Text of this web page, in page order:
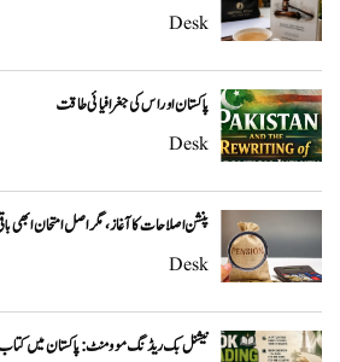
Desk
پاکستان اور اس کی جغرافیائی طاقت
Desk
پنشن اصلاحات کا آغاز، مگر اصل امتحان ابھی
Desk
نیشنل بک ریڈنگ موومنٹ: پاکستان میں کتاب